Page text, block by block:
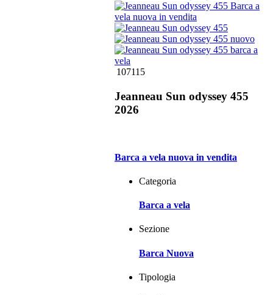
107115
Jeanneau Sun odyssey 455
2026
Barca a vela nuova in vendita
Categoria
Barca a vela
Sezione
Barca Nuova
Tipologia